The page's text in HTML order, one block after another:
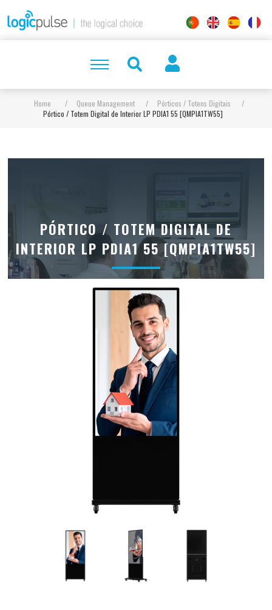
Home / Queue Management / Pórticos / Totens Digitais
/
Pórtico / Totem Digital de Interior LP PDIA1 55 [QMPIA1TW55]
PÓRTICO / TOTEM DIGITAL DE
INTERIOR LP PDIA1 55 [QMPIA1TW55]